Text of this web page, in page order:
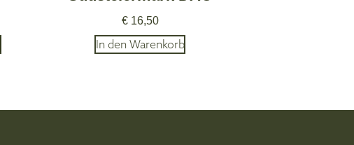
€16,50
In den Warenkorb